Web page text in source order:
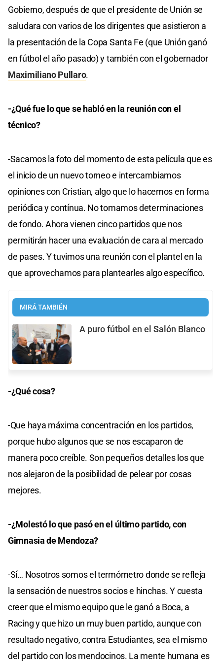
Gobierno, después de que el presidente de Unión se
saludara con varios de los dirigentes que asistieron a
la presentación de la Copa Santa Fe (que Unión ganó
en fútbol el año pasado) y también con el gobernador
Maximiliano Pullaro.
-¿Qué fue lo que se habló en la reunión con el
técnico?
-Sacamos la foto del momento de esta película que es
el inicio de un nuevo torneo e intercambiamos
opiniones con Cristian, algo que lo hacemos en forma
periódica y contínua. No tomamos determinaciones
de fondo. Ahora vienen cinco partidos que nos
permitirán hacer una evaluación de cara al mercado
de pases. Y tuvimos una reunión con el plantel en la
que aprovechamos para plantearles algo específico.
MIRÁ TAMBIÉN
A puro fútbol en el Salón Blanco
-¿Qué cosa?
-Que haya máxima concentración en los partidos,
porque hubo algunos que se nos escaparon de
manera poco creíble. Son pequeños detalles los que
nos alejaron de la posibilidad de pelear por cosas
mejores.
-¿Molestó lo que pasó en el último partido, con
Gimnasia de Mendoza?
-Sí… Nosotros somos el termómetro donde se refleja
la sensación de nuestros socios e hinchas. Y cuesta
creer que el mismo equipo que le ganó a Boca, a
Racing y que hizo un muy buen partido, aunque con
resultado negativo, contra Estudiantes, sea el mismo
del partido con los mendocinos. La mente humana es